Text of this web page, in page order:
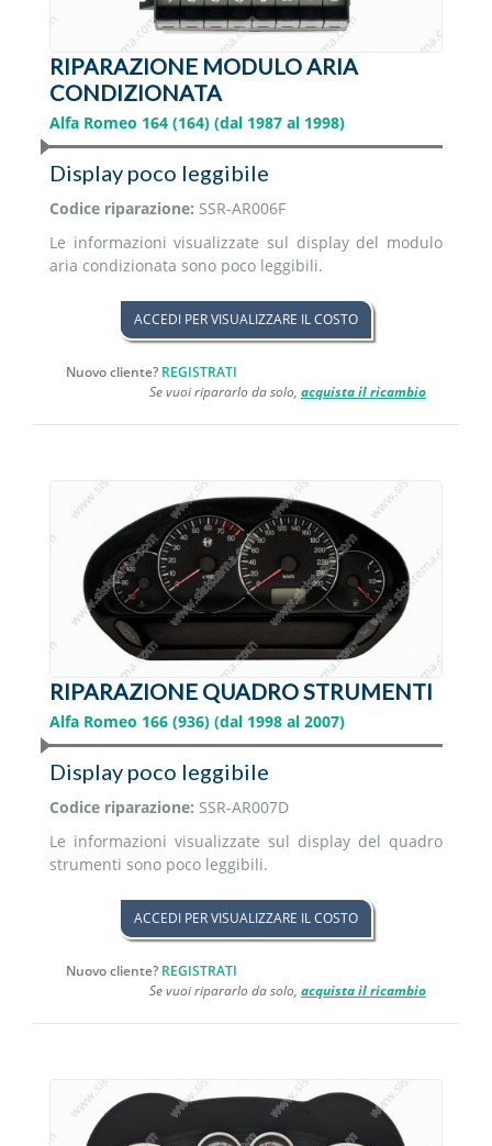
RIPARAZIONE MODULO ARIA
CONDIZIONATA
Alfa Romeo 164 (164) (dal 1987 al 1998)
Display poco leggibile
Codice riparazione: SSR-AR006F
Le informazioni visualizzate sul display del modulo
aria condizionata sono poco leggibili.
ACCEDI PER VISUALIZZARE IL COSTO
Nuovo cliente? REGISTRATI
Se vuoi ripararlo da solo, acquista il ricambio
RIPARAZIONE QUADRO STRUMENTI
Alfa Romeo 166 (936) (dal 1998 al 2007)
Display poco leggibile
Codice riparazione: SSR-AR007D
Le informazioni visualizzate sul display del quadro
strumenti sono poco leggibili.
ACCEDI PER VISUALIZZARE IL COSTO
Nuovo cliente? REGISTRATI
Se vuoi ripararlo da solo, acquista il ricambio